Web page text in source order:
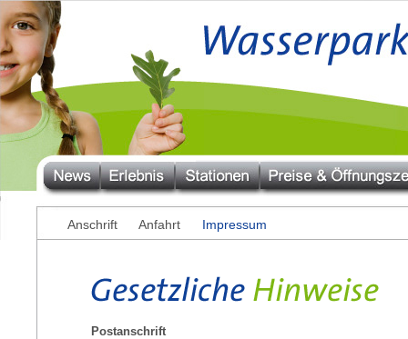
Anschrift Anfahrt Impressum
Postanschrift